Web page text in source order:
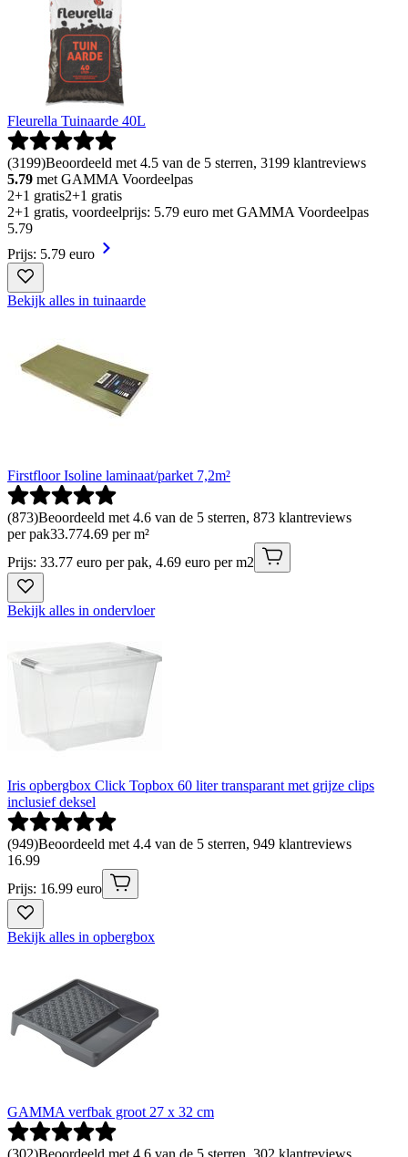
Fleurella Tuinaarde 40L
(3199)Beoordeeld met 4.5 van de 5 sterren, 3199 klantreviews
5.79 met GAMMA Voordeelpas
2+1 gratis2+1 gratis
2+1 gratis, voordeelprijs: 5.79 euro met GAMMA Voordeelpas
5.79
Prijs: 5.79 euro
Bekijk alles in tuinaarde
Firstfloor Isoline laminaat/parket 7,2m²
(873)Beoordeeld met 4.6 van de 5 sterren, 873 klantreviews
per pak33.774.69 per m²
Prijs: 33.77 euro per pak, 4.69 euro per m2
Bekijk alles in ondervloer
Iris opbergbox Click Topbox 60 liter transparant met grijze clips
inclusief deksel
(949)Beoordeeld met 4.4 van de 5 sterren, 949 klantreviews
16.99
Prijs: 16.99 euro
Bekijk alles in opbergbox
GAMMA verfbak groot 27 x 32 cm